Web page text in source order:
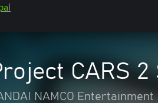
CARS
NAMCO Entertainment